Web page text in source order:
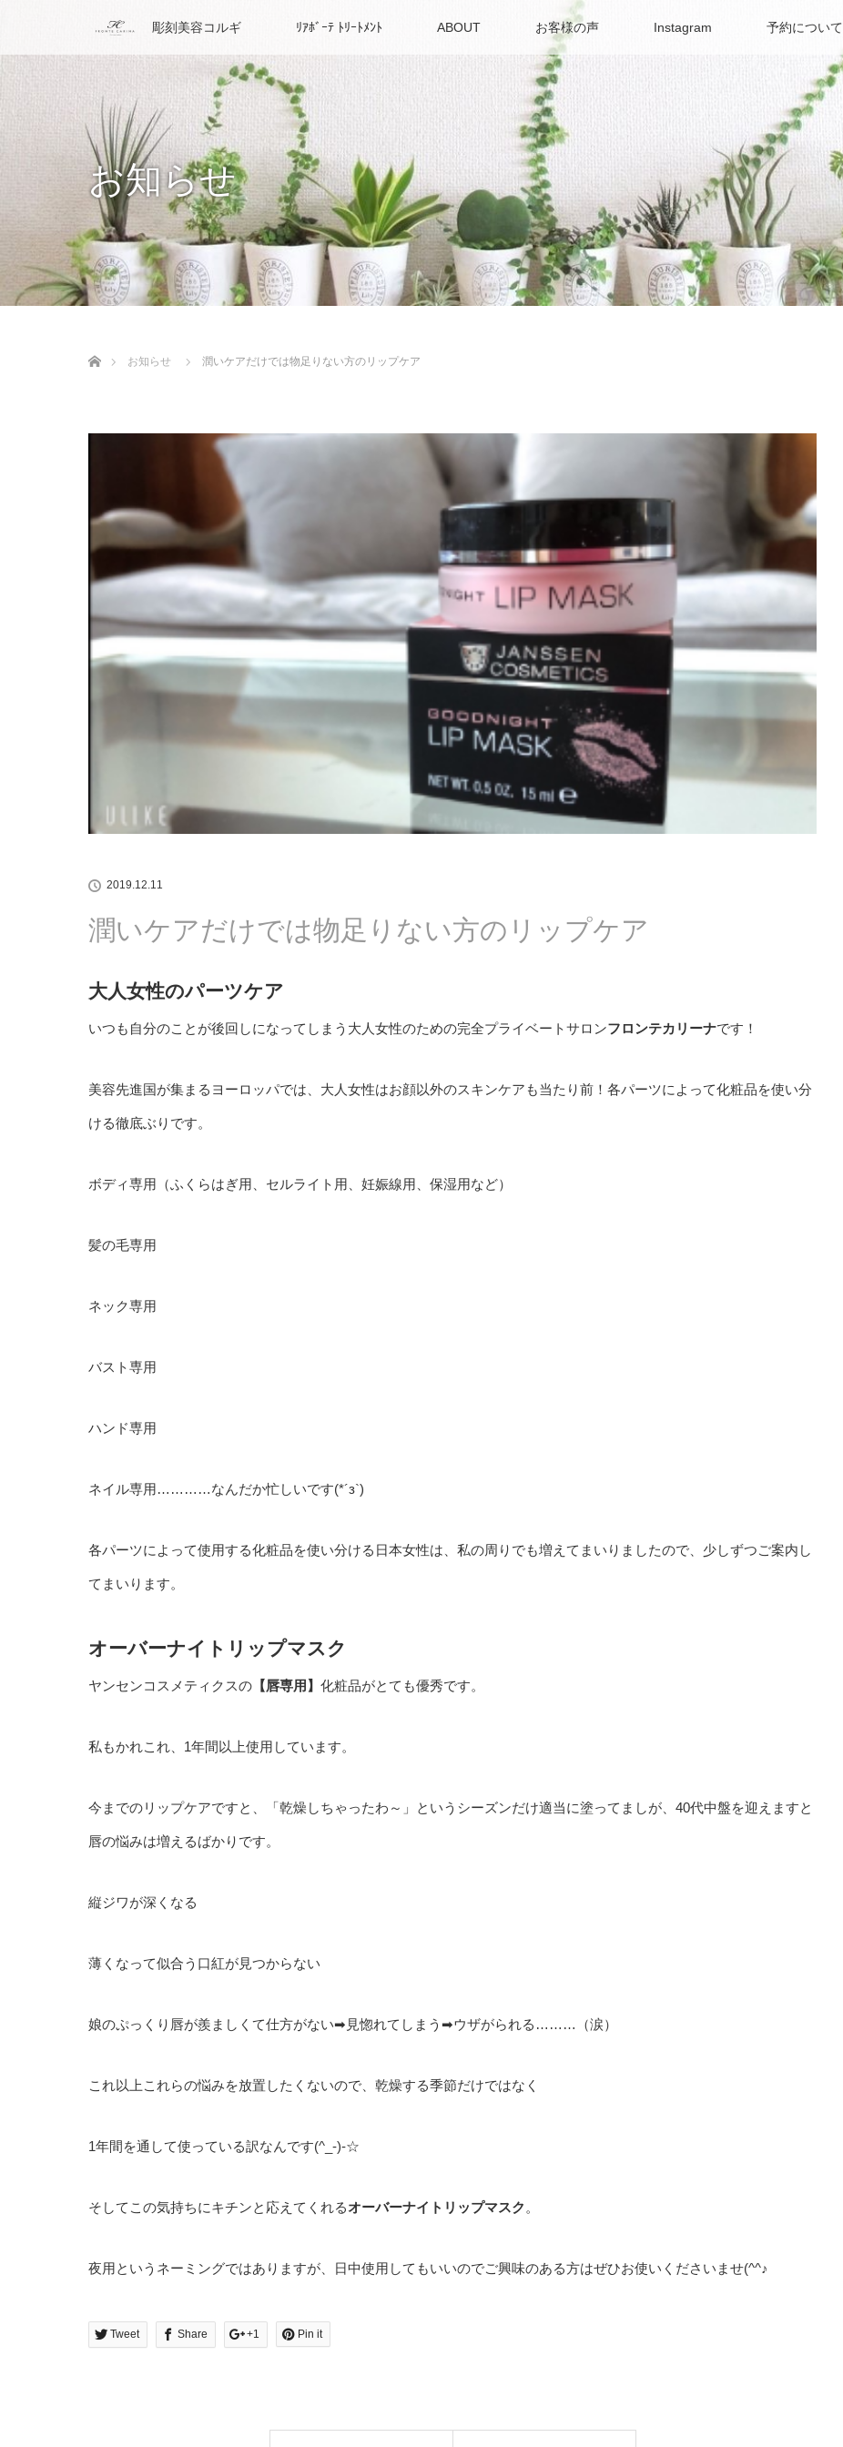
彫刻美容コルギ ﾘｱﾎﾞｰﾃ ﾄﾘｰﾄﾒﾝﾄ ABOUT お客様の声 Instagram 予約について
お知らせ
お知らせ
潤いケアだけでは物足りない方のリップケア
2019.12.11
潤いケアだけでは物足りない方のリップケア
大人女性のパーツケア
いつも自分のことが後回しになってしまう大人女性のための完全プライベートサロンフロンテカリーナです！
美容先進国が集まるヨーロッパでは、大人女性はお顔以外のスキンケアも当たり前！各パーツによって化粧品を使い分
ける徹底ぶりです。
ボディ専用（ふくらはぎ用、セルライト用、妊娠線用、保湿用など）
髪の毛専用
ネック専用
バスト専用
ハンド専用
ネイル専用…………なんだか忙しいです(*´з`)
各パーツによって使用する化粧品を使い分ける日本女性は、私の周りでも増えてまいりましたので、少しずつご案内し
てまいります。
オーバーナイトリップマスク
ヤンセンコスメティクスの 【唇専用】 化粧品がとても優秀です。
私もかれこれ、1年間以上使用しています。
今までのリップケアですと、「乾燥しちゃったわ～」というシーズンだけ適当に塗ってましが、40代中盤を迎えますと
唇の悩みは増えるばかりです。
縦ジワが深くなる
薄くなって似合う口紅が見つからない
娘のぷっくり唇が羨ましくて仕方がない➡見惚れてしまう➡ウザがられる………（涙）
これ以上これらの悩みを放置したくないので、乾燥する季節だけではなく
1年間を通して使っている訳なんです(^_-)-☆
そしてこの気持ちにキチンと応えてくれるオーバーナイトリップマスク 。
夜用というネーミングではありますが、日中使用してもいいのでご興味のある方はぜひお使いくださいませ(^^♪
Tweet Share +1 Pin it